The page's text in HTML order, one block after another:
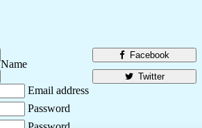
Facebook
Twitter
Name
Email address
Password